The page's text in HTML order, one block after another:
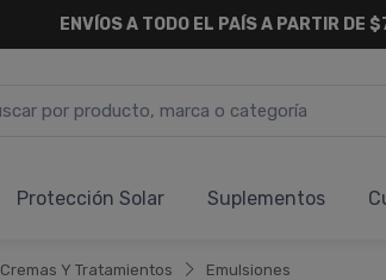
Protección Solar Suplementos
Cremas Y Tratamientos Emulsiones